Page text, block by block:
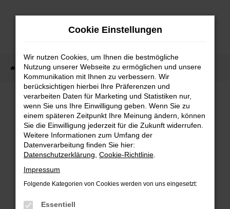
Zum
Startseite Lagerfahrzeuge Fahrzeugsuche
Fehler: Network Error
Beim Laden ist ein Fehler aufgetreten.
Hier sind ein paar Tipps, die dir helfen können:
Überprüfe deine Firewall und deine
Laden andere Webseiten, zum Beispiel deine
Suchmaschine?
Cookie Einstellungen
Wir nutzen Cookies, um Ihnen die bestmögliche
Nutzung unserer Webseite zu ermöglichen und unsere
Kommunikation mit Ihnen zu verbessern. Wir
berücksichtigen hierbei Ihre Präferenzen und
verarbeiten Daten für Marketing und Statistiken nur,
wenn Sie uns Ihre Einwilligung geben. Wenn Sie zu
einem späteren Zeitpunkt Ihre Meinung ändern, können
Sie die Einwilligung jederzeit für die Zukunft widerrufen.
Weitere Informationen zum Umfang der
Datenverarbeitung finden Sie hier:
Datenschutzerklärung Cookie-Richtlinie
Impressum
Folgende Kategorien von Cookies werden von uns eingesetzt:
Essentiell